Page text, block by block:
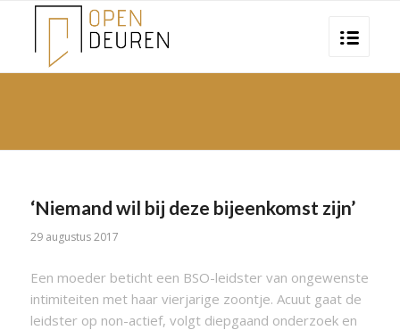
‘Niemand wil bij deze bijeenkomst zijn’
29 augustus 2017
Een moeder beticht een BSO-leidster van ongewenste
intimiteiten met haar vierjarige zoontje. Acuut gaat de
leidster op non-actief, volgt diepgaand onderzoek en